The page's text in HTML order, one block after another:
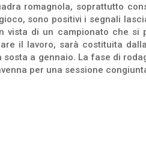
romagnola, soprattutto
sono positivi i segnali
vista di un campionato che
il lavoro, sarà costituita
a gennaio. La fase di
per una sessione